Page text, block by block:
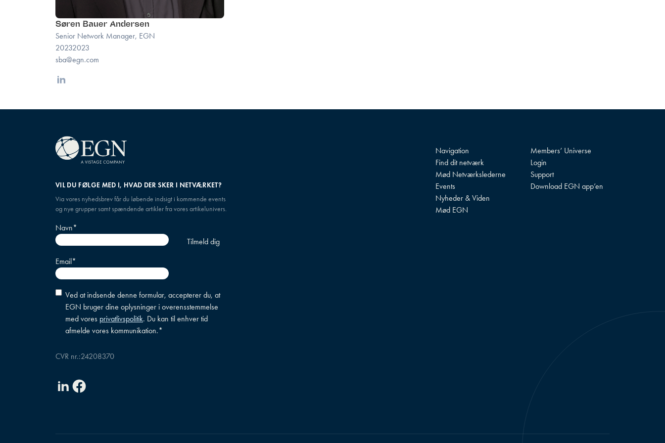
Søren Bauer Andersen
Senior Network Manager, EGN
20232023
sba@egn.com
Linkedin
VIL DU FØLGE MED I, HVAD DER SKER I NETVÆRKET?
Via vores nyhedsbrev får du løbende indsigt i kommende events
og nye grupper samt spændende artikler fra vores artikelunivers.
Navn*
Email *
Accepter
betingelser*
Ved at indsende denne formular, accepterer du, at
EGN bruger dine oplysninger i overensstemmelse
med vores privatlivspolitik. Du kan til enhver tid
afmelde vores kommunikation.*
CVR nr.:24208370
LinkedinFacebook
Navigation
Find dit netværk
Mød Netværkslederne
Events
Nyheder & Viden
Mød EGN
Members’ Universe
Login
Support
Download EGN app’en